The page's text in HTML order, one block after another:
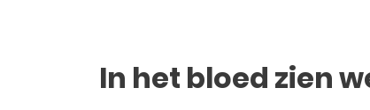
In het bloed zien